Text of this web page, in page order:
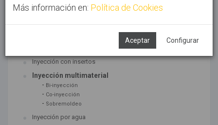
Más información en: Política de Cookies
Aceptar Configurar
TECNOLOGÍAS ASOCIADAS
Inyección con insertos
Inyección multimaterial
- Bi-inyección
- Co-inyección
- Sobremoldeo
Inyección por agua